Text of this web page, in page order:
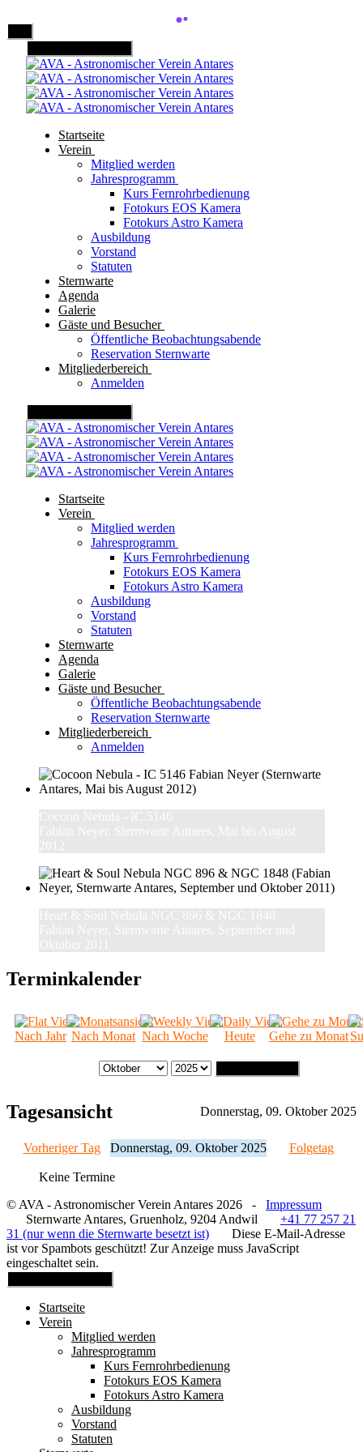
Startseite
Verein
Mitglied werden
Jahresprogramm
Kurs Fernrohrbedienung
Fotokurs EOS Kamera
Fotokurs Astro Kamera
Ausbildung
Vorstand
Statuten
Sternwarte
Agenda
Galerie
Gäste und Besucher
Öffentliche Beobachtungsabende
Reservation Sternwarte
Mitgliederbereich
Anmelden
Startseite
Verein
Mitglied werden
Jahresprogramm
Kurs Fernrohrbedienung
Fotokurs EOS Kamera
Fotokurs Astro Kamera
Ausbildung
Vorstand
Statuten
Sternwarte
Agenda
Galerie
Gäste und Besucher
Öffentliche Beobachtungsabende
Reservation Sternwarte
Mitgliederbereich
Anmelden
Terminkalender
Nach Jahr Nach Monat Nach Woche Heute Gehe zu Monat
Tagesansicht Donnerstag, 09. Oktober 2025
Vorheriger Tag Donnerstag, 09. Oktober 2025 Folgetag
Keine Termine
© AVA - Astronomischer Verein Antares 2026 - Impressum
Sternwarte Antares, Gruenholz, 9204 Andwil
+41 77 257 21
31 (nur wenn die Sternwarte besetzt ist)
Diese E-Mail-Adresse
ist vor Spambots geschützt! Zur Anzeige muss JavaScript
eingeschaltet sein.
Startseite
Verein
Mitglied werden
Jahresprogramm
Kurs Fernrohrbedienung
Fotokurs EOS Kamera
Fotokurs Astro Kamera
Ausbildung
Vorstand
Statuten